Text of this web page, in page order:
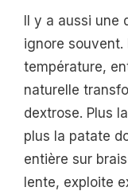
Il y a aussi une
ignore souvent.
température,
naturelle
dextrose. Plus
plus la patate
entière sur
lente, exploite